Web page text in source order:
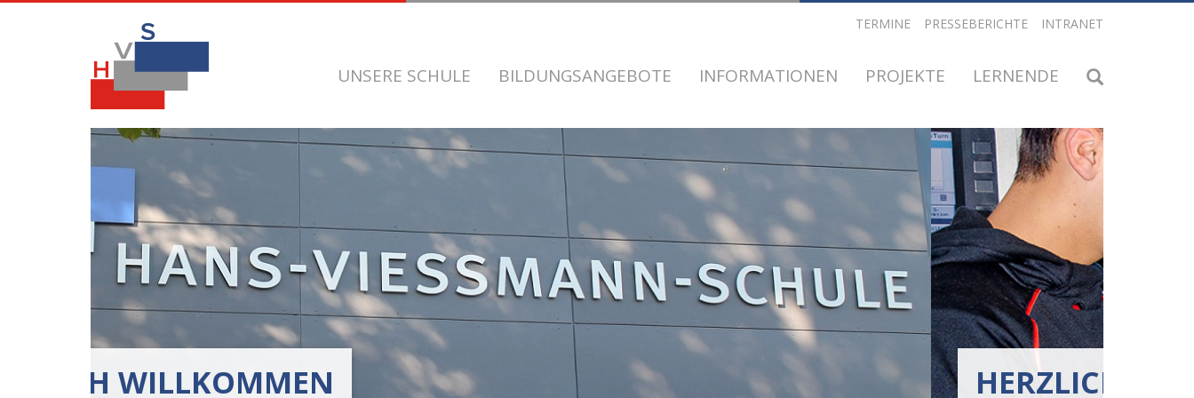
UNSERE SCHULE BILDUNGSANGEBOTE INFORMATIONEN PROJEKTE LERNENDE
TERMINE PRESSEBERICHTE INTRANET
HERZLICH WILLKOMMEN